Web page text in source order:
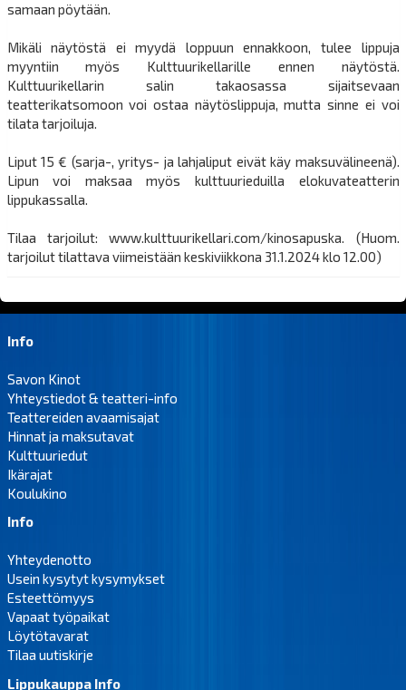
samaan pöytään.
Mikäli näytöstä ei myydä loppuun ennakkoon, tulee lippuja
myyntiin myös Kulttuurikellarille ennen näytöstä.
Kulttuurikellarin salin takaosassa sijaitsevaan
teatterikatsomoon voi ostaa näytöslippuja, mutta sinne ei voi
tilata tarjoiluja.
Liput 15 € (sarja-, yritys- ja lahjaliput eivät käy maksuvälineenä).
Lipun voi maksaa myös kulttuurieduilla elokuvateatterin
lippukassalla.
Tilaa tarjoilut: www.kulttuurikellari.com/kinosapuska. (Huom.
tarjoilut tilattava viimeistään keskiviikkona 31.1.2024 klo 12.00)
Info
Savon Kinot
Yhteystiedot & teatteri-info
Teattereiden avaamisajat
Hinnat ja maksutavat
Kulttuuriedut
Ikärajat
Koulukino
Info
Yhteydenotto
Usein kysytyt kysymykset
Esteettömyys
Vapaat työpaikat
Löytötavarat
Tilaa uutiskirje
Lippukauppa Info